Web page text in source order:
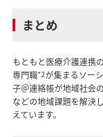
まとめ
もともと医療介護連携
専門職*2が集まるソー
子＠連絡帳が地域社会
などの地域課題を解決
えています。